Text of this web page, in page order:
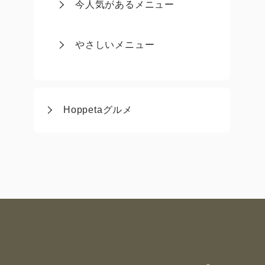
今人気があるメニュー
やさしいメニュー
Hoppetaグルメ